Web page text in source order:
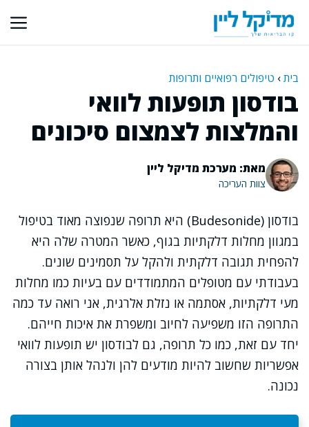
לתוכן
בית› טיפולים רפואיים ותרופות
בודסון תופעות לוואי
והמלצות לצמצום סיכונים
מאת: מערכת מדיקל ליין
צוות העריכה
בודסון (Budesonide) היא תרופה שנפוצה מאוד בטיפול
במגוון מחלות דלקתיות בגוף, כאשר המטרה שלה היא
להפחית תגובה דלקתית ולהקל על תסמינים שונים.
בעבודתי עם מטופלים המתמודדים עם בעיות כמו מחלות
מעי דלקתיות, אסתמה או נזלת אלרגית, אני רואה עד כמה
התרופה הזו משפיעה לחיוב ומשפרת את איכות חייהם.
יחד עם זאת, כמו כל תרופה, גם לבודסון יש תופעות לוואי
אפשריות שחשוב להיות מודעים להן ולנהל אותן בצורה
נכונה.